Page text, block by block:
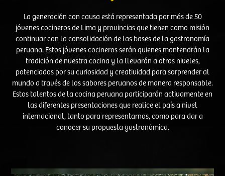
La generación con causa está representada por más de 50
jóvenes cocineros de Lima y provincias que tienen como misión
continuar con la consolidación de las bases de la gastronomía
peruana. Estos jóvenes cocineros serán quienes mantendrán la
tradición de nuestra cocina y la llevarán a otros niveles,
potenciados por su curiosidad y creatividad para sorprender al
mundo a través de los sabores peruanos de manera responsable.
Estos talentos de la cocina peruana participarán activamente en
las diferentes presentaciones que realice el país a nivel
internacional, tanto para representarnos, como para dar a
conocer su propuesta gastronómica.